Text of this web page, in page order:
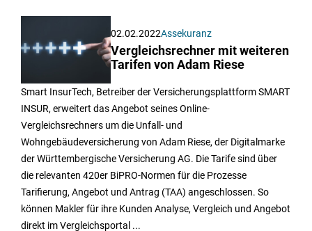
02.02.2022Assekuranz
Vergleichsrechner mit weiteren
Tarifen von Adam Riese
Smart InsurTech, Betreiber der Versicherungsplattform SMART
INSUR, erweitert das Angebot seines Online-
Vergleichsrechners um die Unfall- und
Wohngebäudeversicherung von Adam Riese, der Digitalmarke
der Württembergische Versicherung AG. Die Tarife sind über
die relevanten 420er BiPRO-Normen für die Prozesse
Tarifierung, Angebot und Antrag (TAA) angeschlossen. So
können Makler für ihre Kunden Analyse, Vergleich und Angebot
direkt im Vergleichsportal ...